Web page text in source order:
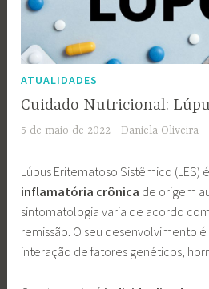
ATUALIDADES
Cuidado Nutricional:
5 de maio de 2022 Daniela Oliveira
Lúpus Eritematoso Sistêmico (LES)
inflamatória crônica de origem
sintomatologia varia de acordo
remissão. O seu desenvolvimento
interação de fatores genéticos,